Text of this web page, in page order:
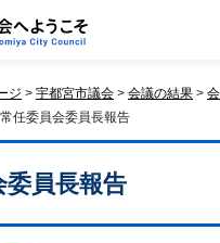
ジ > 宇都宮市議会 > 会議の結果 >
任委員会委員長報告
委員長報告